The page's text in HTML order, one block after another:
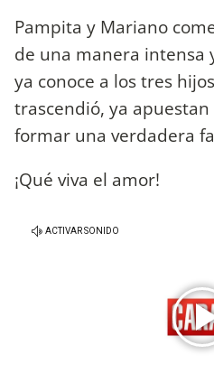
Pampita y Mariano
de una manera intensa
ya conoce a los tres
trascendió, ya apuestan
formar una verdadera
¡Qué viva el amor!